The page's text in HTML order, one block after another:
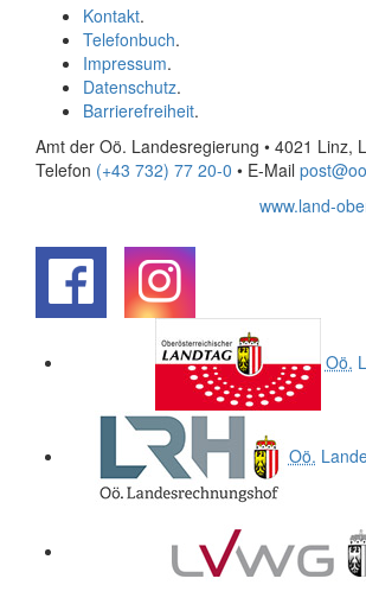
Kontakt.
Telefonbuch.
Impressum.
Datenschutz.
Barrierefreiheit.
Amt der Oö. Landesregierung • 4021 Linz,
Telefon (+43 732) 77 20-0 • E-Mail
www.land-
Oö.
Oö.